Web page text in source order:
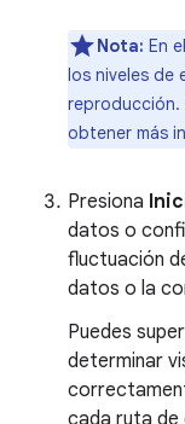
Nota: En
los niveles de
reproducción.
obtener más
Presiona
datos o
fluctuación
datos o la
Puedes
determinar
cada ruta de